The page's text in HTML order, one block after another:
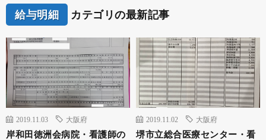
給与明細 カテゴリの最新記事
2019.11.03 大阪府
岸和田徳洲会病院・看護師の
2019.11.02 大阪府
堺市立総合医療センター・看